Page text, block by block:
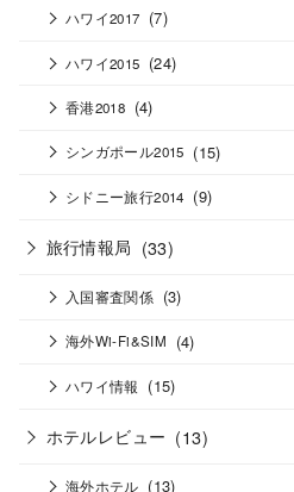
ハワイ2017 (7)
ハワイ2015 (24)
香港2018 (4)
シンガポール2015 (15)
シドニー旅行2014 (9)
旅行情報局 (33)
入国審査関係 (3)
海外Wi-Fi&SIM (4)
ハワイ情報 (15)
ホテルレビュー (13)
海外ホテル (13)